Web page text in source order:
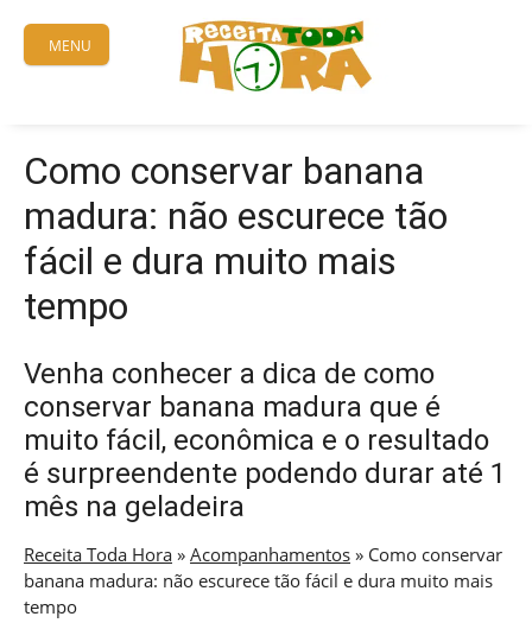
content
MENU
Como conservar banana
madura: não escurece tão
fácil e dura muito mais
tempo
Venha conhecer a dica de como
conservar banana madura que é
muito fácil, econômica e o resultado
é surpreendente podendo durar até 1
mês na geladeira
Receita Toda Hora » Acompanhamentos » Como conservar
banana madura: não escurece tão fácil e dura muito mais
tempo